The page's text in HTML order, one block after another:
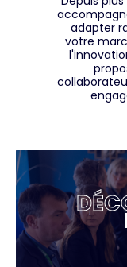
adapter
votre